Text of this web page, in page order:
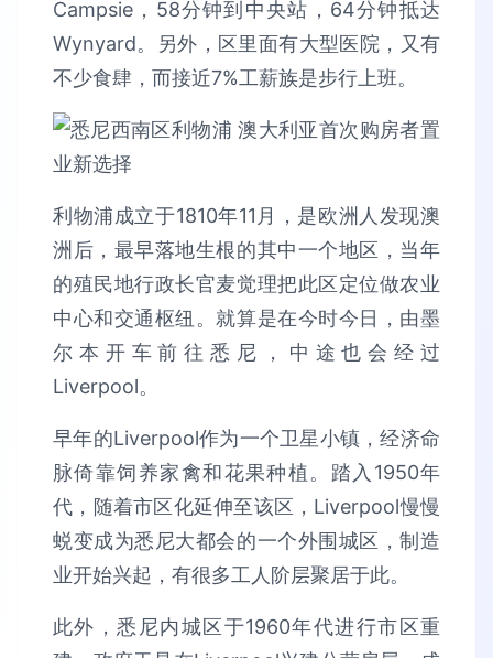
Campsie，58分钟到中央站，64分钟抵达
Wynyard。另外，区里面有大型医院，又有
不少食肆，而接近7%工薪族是步行上班。
利物浦成立于1810年11月，是欧洲人发现澳
洲后，最早落地生根的其中一个地区，当年
的殖民地行政长官麦觉理把此区定位做农业
中心和交通枢纽。就算是在今时今日，由墨
尔本开车前往悉尼，中途也会经过
Liverpool。
早年的Liverpool作为一个卫星小镇，经济命
脉倚靠饲养家禽和花果种植。踏入1950年
代，随着市区化延伸至该区，Liverpool慢慢
蜕变成为悉尼大都会的一个外围城区，制造
业开始兴起，有很多工人阶层聚居于此。
此外，悉尼内城区于1960年代进行市区重